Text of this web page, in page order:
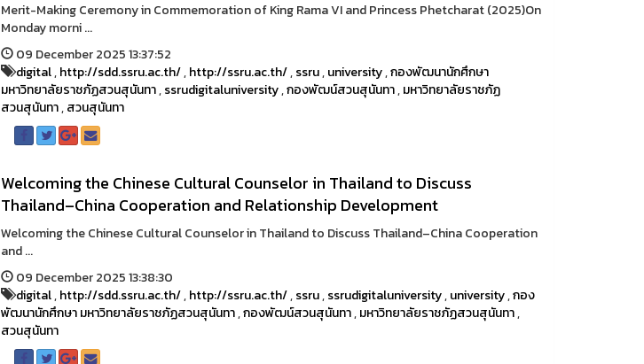
Merit-Making Ceremony in Commemoration of King Rama VI and Princess Phetcharat (2025)On
Monday morni ...
09 December 2025 13:37:52
digital,http://sdd.ssru.ac.th/,http://ssru.ac.th/,ssru,university,กองพัฒนานักศึกษา
มหาวิทยาลัยราชภัฏสวนสุนันทา,ssrudigitaluniversity,กองพัฒน์สวนสุนันทา,มหาวิทยาลัยราชภัฏ
สวนสุนันทา,สวนสุนันทา
Welcoming the Chinese Cultural Counselor in Thailand to Discuss
Thailand–China Cooperation and Relationship Development
Welcoming the Chinese Cultural Counselor in Thailand to Discuss Thailand–China Cooperation
and ...
09 December 2025 13:38:30
digital,http://sdd.ssru.ac.th/,http://ssru.ac.th/,ssru,ssrudigitaluniversity,university,กอง
พัฒนานักศึกษา มหาวิทยาลัยราชภัฏสวนสุนันทา,กองพัฒน์สวนสุนันทา,มหาวิทยาลัยราชภัฏสวนสุนันทา,
สวนสุนันทา